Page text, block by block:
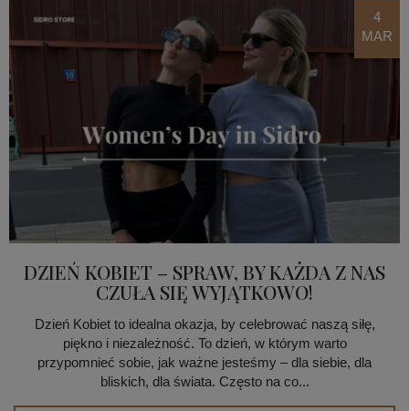
4
MAR
DZIEŃ KOBIET – SPRAW, BY KAŻDA Z NAS
CZUŁA SIĘ WYJĄTKOWO!
Dzień Kobiet to idealna okazja, by celebrować naszą siłę,
piękno i niezależność. To dzień, w którym warto
przypomnieć sobie, jak ważne jesteśmy – dla siebie, dla
bliskich, dla świata. Często na co...